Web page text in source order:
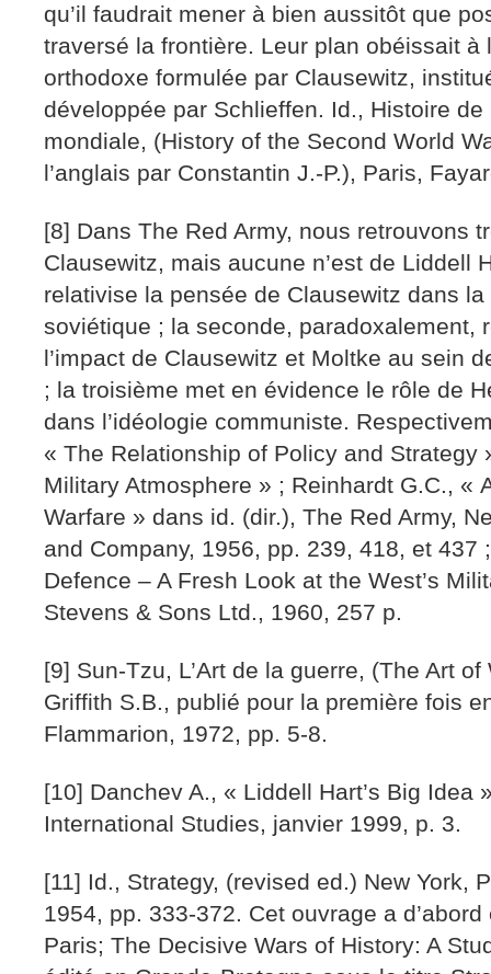
qu’il faudrait mener à bien aussitôt que
traversé la frontière. Leur plan obéissait à
orthodoxe formulée par Clausewitz,
développée par Schlieffen. Id., Histoire
mondiale, (History of the Second World
l’anglais par Constantin J.-P.), Paris,
[8] Dans The Red Army, nous retrouvons
Clausewitz, mais aucune n’est de Liddell
relativise la pensée de Clausewitz dans
soviétique ; la seconde, paradoxalement,
l’impact de Clausewitz et Moltke au sein
; la troisième met en évidence le rôle de
dans l’idéologie communiste.
« The Relationship of Policy and Strategy
Military Atmosphere » ; Reinhardt G.C., «
Warfare » dans id. (dir.), The Red Army,
and Company, 1956, pp. 239, 418, et 437
Defence – A Fresh Look at the West’s
Stevens & Sons Ltd., 1960, 257 p.
[9] Sun-Tzu, L’Art de la guerre, (The Art
Griffith S.B., publié pour la première fois
Flammarion, 1972, pp. 5-8.
[10] Danchev A., « Liddell Hart’s Big Idea
International Studies, janvier 1999, p. 3.
[11] Id., Strategy, (revised ed.) New York,
1954, pp. 333-372. Cet ouvrage a
Paris; The Decisive Wars of History: A